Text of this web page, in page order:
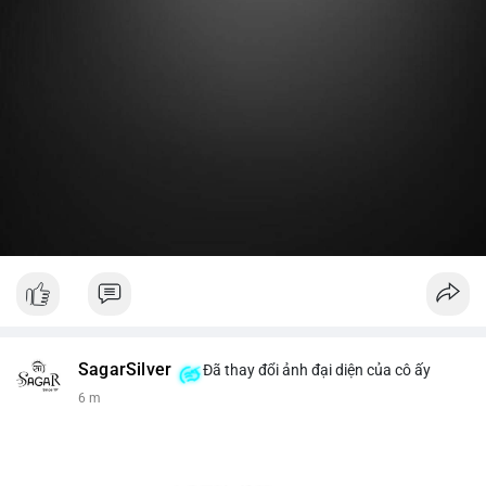
SagarSilver Đã thay đổi ảnh đại diện của cô ấy
6 m